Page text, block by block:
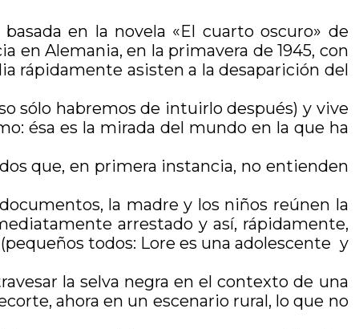
en la novela «El cuarto oscuro» de
en Alemania, en la primavera de 1945, con
rápidamente asisten a la desaparición del
sólo habremos de intuirlo después) y vive
ésa es la mirada del mundo en la que ha
que, en primera instancia, no entienden
la madre y los niños reúnen la
arrestado y así, rápidamente,
todos: Lore es una adolescente y
la selva negra en el contexto de una
ahora en un escenario rural, lo que no